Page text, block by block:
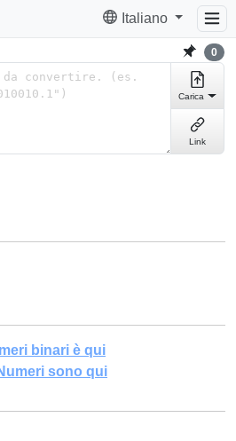
Italiano
0
Carica
Link
binari è qui
sono qui